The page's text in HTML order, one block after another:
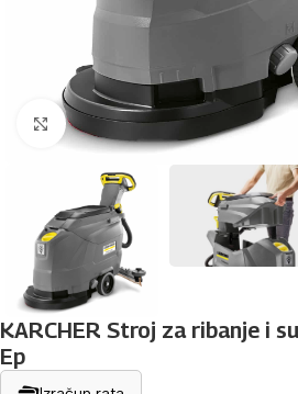
Povećaj sliku
KARCHER Stroj za ribanje i
Ep